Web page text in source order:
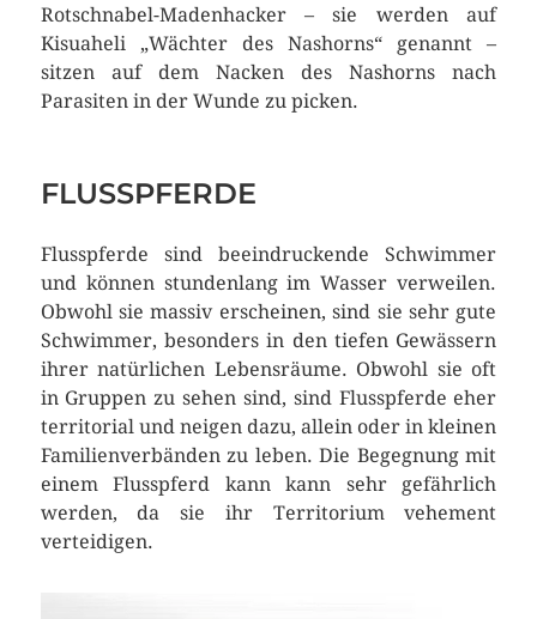
Rotschnabel-Madenhacker – sie werden auf
Kisuaheli „Wächter des Nashorns“ genannt –
sitzen auf dem Nacken des Nashorns nach
Parasiten in der Wunde zu picken.
FLUSSPFERDE
Flusspferde sind beeindruckende Schwimmer
und können stundenlang im Wasser verweilen.
Obwohl sie massiv erscheinen, sind sie sehr gute
Schwimmer, besonders in den tiefen Gewässern
ihrer natürlichen Lebensräume. Obwohl sie oft
in Gruppen zu sehen sind, sind Flusspferde eher
territorial und neigen dazu, allein oder in kleinen
Familienverbänden zu leben. Die Begegnung mit
einem Flusspferd kann kann sehr gefährlich
werden, da sie ihr Territorium vehement
verteidigen.